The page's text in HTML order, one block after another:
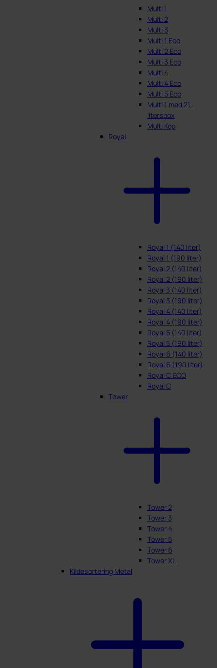
Multi 1
Multi 2
Multi 3
Multi 1 Eco
Multi 2 Eco
Multi 3 Eco
Multi 4
Multi 4 Eco
Multi 5 Eco
Multi 1 med 21-
litersbox
Multi Kop
Royal
Royal 1 (140 liter)
Royal 1 (190 liter)
Royal 2 (140 liter)
Royal 2 (190 liter)
Royal 3 (140 liter)
Royal 3 (190 liter)
Royal 4 (140 liter)
Royal 4 (190 liter)
Royal 5 (140 liter)
Royal 5 (190 liter)
Royal 6 (140 liter)
Royal 6 (190 liter)
Royal C ECO
Royal C
Tower
Tower 2
Tower 3
Tower 4
Tower 5
Tower 6
Tower XL
Kildesortering Metal